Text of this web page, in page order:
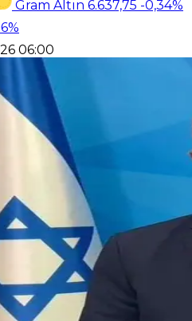
Gram Altın 6.637,75 -0,34%
06:00